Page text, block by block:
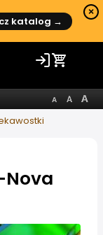
katalog →
×